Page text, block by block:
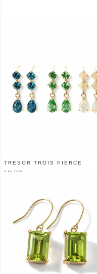
TRESOR TROIS PIERCE
¥ 46,200